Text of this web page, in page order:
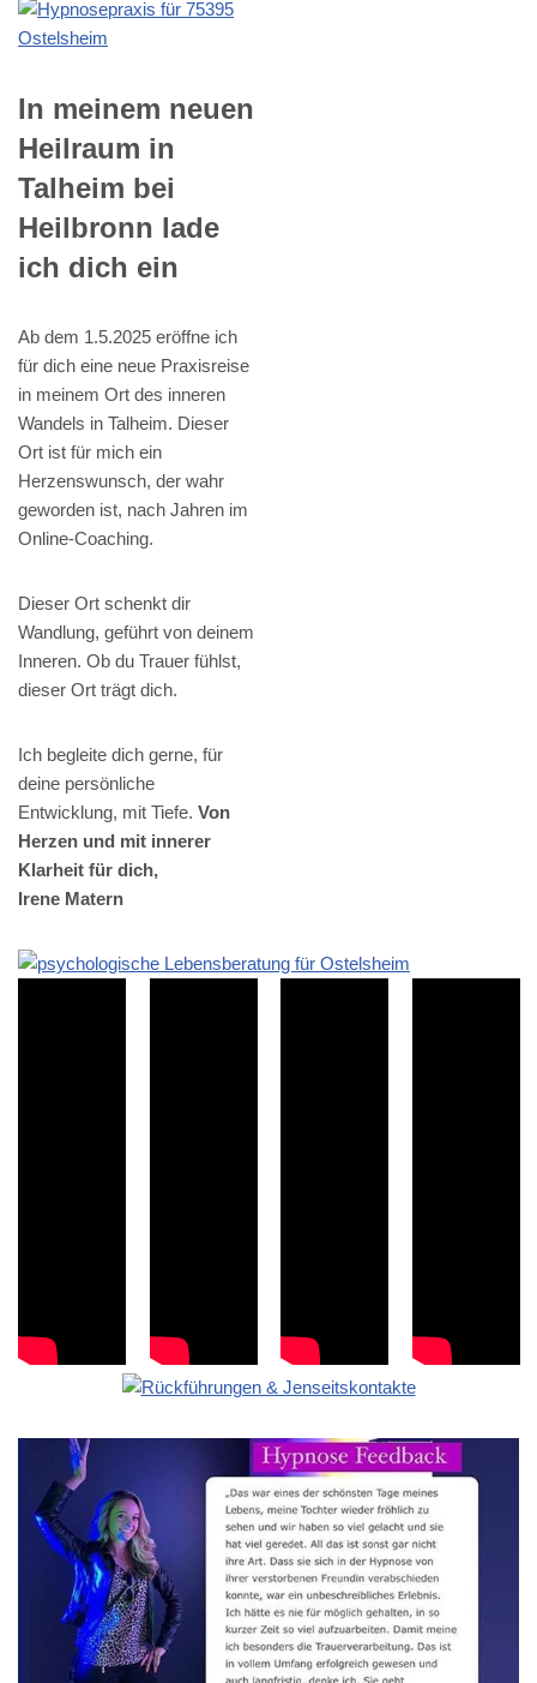
In meinem neuen
Heilraum in
Talheim bei
Heilbronn lade
ich dich ein
Ab dem 1.5.2025 eröffne ich
für dich eine neue Praxisreise
in meinem Ort des inneren
Wandels in Talheim. Dieser
Ort ist für mich ein
Herzenswunsch, der wahr
geworden ist, nach Jahren im
Online-Coaching.
Dieser Ort schenkt dir
Wandlung, geführt von deinem
Inneren. Ob du Trauer fühlst,
dieser Ort trägt dich.
Ich begleite dich gerne, für
deine persönliche
Entwicklung, mit Tiefe. Von
Herzen und mit innerer
Klarheit für dich,
Irene Matern